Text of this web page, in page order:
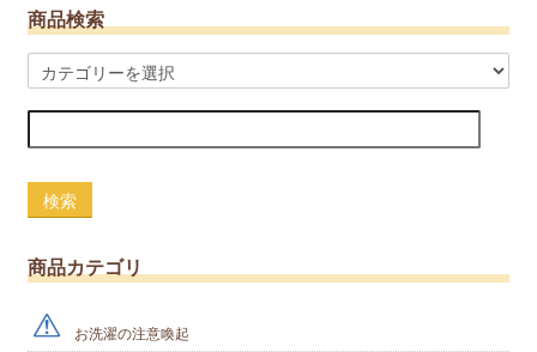
商品検索
検索
商品カテゴリ
お洗濯の注意喚起